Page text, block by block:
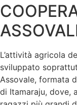
L’attività agricola
sviluppato
Assovale, formata
di Itamaraju, dove,